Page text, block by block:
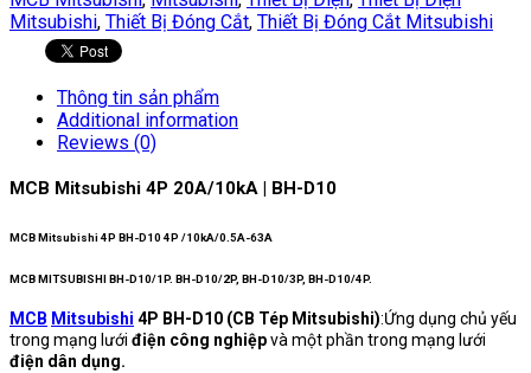
Mitsubishi, Thiết Bị Đóng Cắt, Thiết Bị Đóng Cắt Mitsubishi
Thông tin sản phẩm
Additional information
Reviews (0)
MCB Mitsubishi 4P 20A/10kA | BH-D10
MCB Mitsubishi 4P BH-D10 4P /10kA/0.5A-63A
MCB MITSUBISHI BH-D10/1P. BH-D10/2P, BH-D10/3P, BH-D10/4P.
MCB Mitsubishi 4P BH-D10 (CB Tép Mitsubishi):Ứng dụng chủ yếu
trong mạng lưới điện công nghiệpvà một phần trong mạng lưới
điện dân dụng.